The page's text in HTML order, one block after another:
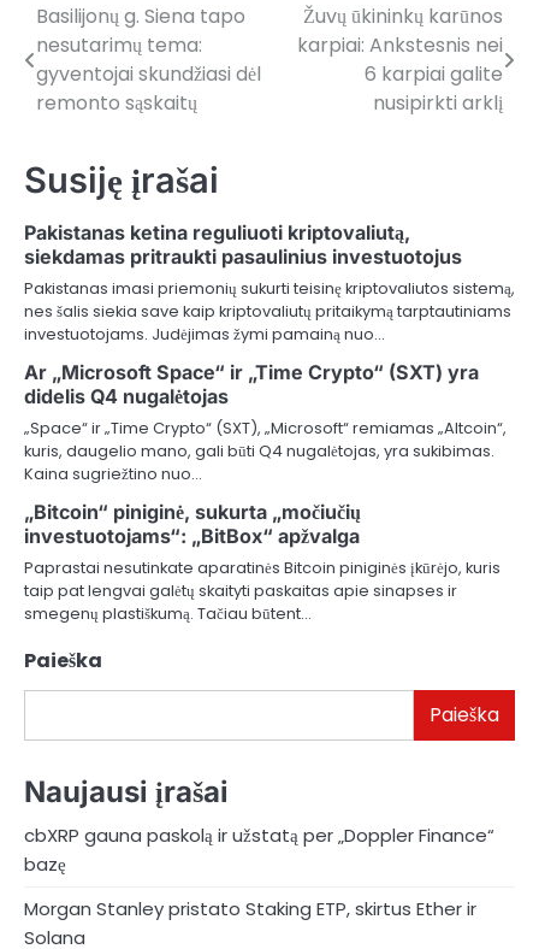
Navigacija
tarp
įrašų
Basilijonų g. Siena tapo
nesutarimų tema:
gyventojai skundžiasi dėl
remonto sąskaitų
Žuvų ūkininkų karūnos
karpiai: Ankstesnis nei
6 karpiai galite
nusipirkti arklį
Susiję įrašai
Pakistanas ketina reguliuoti kriptovaliutą,
siekdamas pritraukti pasaulinius investuotojus
Pakistanas imasi priemonių sukurti teisinę kriptovaliutos sistemą,
nes šalis siekia save kaip kriptovaliutų pritaikymą tarptautiniams
investuotojams. Judėjimas žymi pamainą nuo…
Ar „Microsoft Space“ ir „Time Crypto“ (SXT) yra
didelis Q4 nugalėtojas
„Space“ ir „Time Crypto“ (SXT), „Microsoft“ remiamas „Altcoin“,
kuris, daugelio mano, gali būti Q4 nugalėtojas, yra sukibimas.
Kaina sugriežtino nuo…
„Bitcoin“ piniginė, sukurta „močiučių
investuotojams“: „BitBox“ apžvalga
Paprastai nesutinkate aparatinės Bitcoin piniginės įkūrėjo, kuris
taip pat lengvai galėtų skaityti paskaitas apie sinapses ir
smegenų plastiškumą. Tačiau būtent…
Paieška
Paieška
Naujausi įrašai
cbXRP gauna paskolą ir užstatą per „Doppler Finance“
bazę
Morgan Stanley pristato Staking ETP, skirtus Ether ir
Solana